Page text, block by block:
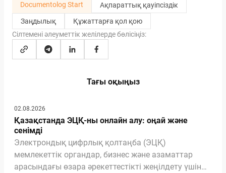
Documentolog Start
Ақпараттық қауіпсіздік
Заңдылық
Құжаттарға қол қою
Сілтемені әлеуметтік желілерде бөлісіңіз:
Тағы оқыңыз
02.08.2026
Қазақстанда ЭЦҚ-ны онлайн алу: оңай және
сенімді
Электрондық цифрлық қолтаңба (ЭЦҚ)
мемлекеттік органдар, бизнес және азаматтар
арасындағы өзара әрекеттестікті жеңілдету үшін